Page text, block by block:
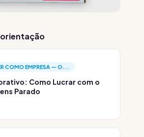
COMO EMPRESA — O...
Como Lucrar com o
Parado